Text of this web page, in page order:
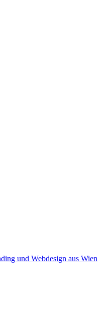
und Webdesign aus Wien